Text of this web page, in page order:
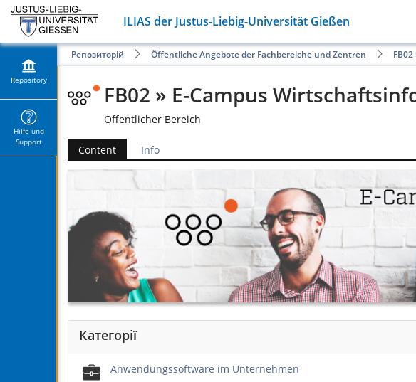
ILIAS der Justus-Liebig-Universität Gießen
Repository
Hilfe und
Support
Репозиторій Öffentliche Angebote der Fachbereiche und Zentren
FB02 » E-Campus
Öffentlicher Bereich
Content Info
Категорії
Anwendungssoftware im Unternehmen